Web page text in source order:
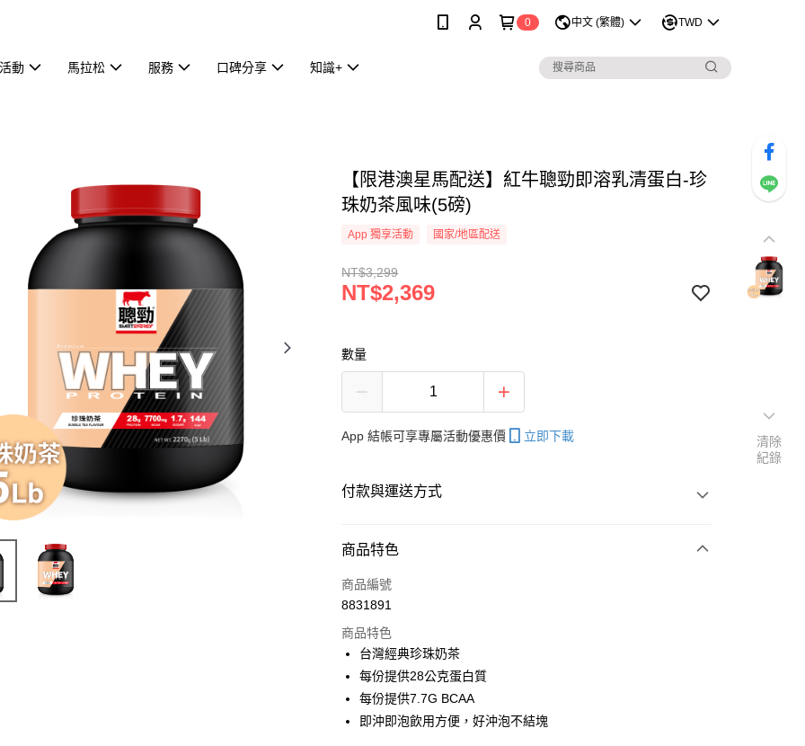
0 中文 (繁體) TWD
動 馬拉松 服務 口碑分享 知識+
【限港澳星馬配送】紅牛聰勁即溶乳清蛋白-珍
珠奶茶風味(5磅)
App 獨享活動 國家/地區配送
NT$3,299
NT$2,369
數量
App 結帳可享專屬活動優惠價 立即下載
付款與運送方式
付款方式
信用卡一次付款
Google Pay
運送方式
商品特色
商品編號
8831891
商品特色
台灣經典珍珠奶茶
每份提供28公克蛋白質
每份提供7.7G BCAA
即沖即泡飲用方便，好沖泡不結塊
清除
紀錄